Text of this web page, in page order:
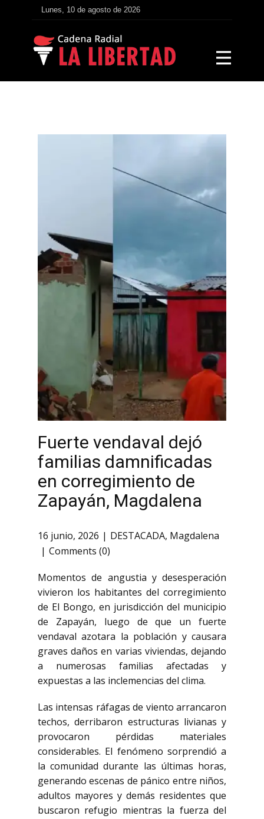
Lunes, 10 de agosto de 2026
Fuerte vendaval dejó
familias damnificadas
en corregimiento de
Zapayán, Magdalena
16 junio, 2026 DESTACADA, Magdalena
Comments (0)
Momentos de angustia y desesperación
vivieron los habitantes del corregimiento
de El Bongo, en jurisdicción del municipio
de Zapayán, luego de que un fuerte
vendaval azotara la población y causara
graves daños en varias viviendas, dejando
a numerosas familias afectadas y
expuestas a las inclemencias del clima.
Las intensas ráfagas de viento arrancaron
techos, derribaron estructuras livianas y
provocaron pérdidas materiales
considerables. El fenómeno sorprendió a
la comunidad durante las últimas horas,
generando escenas de pánico entre niños,
adultos mayores y demás residentes que
buscaron refugio mientras la fuerza del